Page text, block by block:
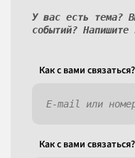
У вас есть тема?
событий? Напишите
Как c вами связаться?
Как c вами связаться?